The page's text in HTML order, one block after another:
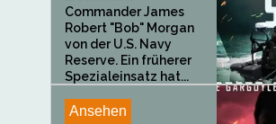
Commander James
Robert "Bob" Morgan
von der U.S. Navy
Reserve. Ein früherer
Spezialeinsatz hat...
Ansehen